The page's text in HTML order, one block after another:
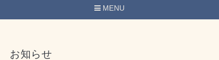
MENU
お知らせ